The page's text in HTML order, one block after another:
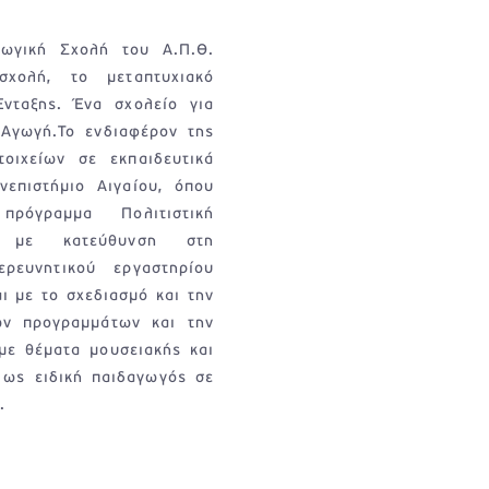
Σχολή του Α.Π.Θ.
το μεταπτυχιακό
Ένα σχολείο για
ενδιαφέρον της
σε εκπαιδευτικά
Αιγαίου, όπου
Πολιτιστική
με κατεύθυνση στη
εργαστηρίου
με το σχεδιασμό και την
προγραμμάτων και την
θέματα μουσειακής και
ως ειδική παιδαγωγός σε